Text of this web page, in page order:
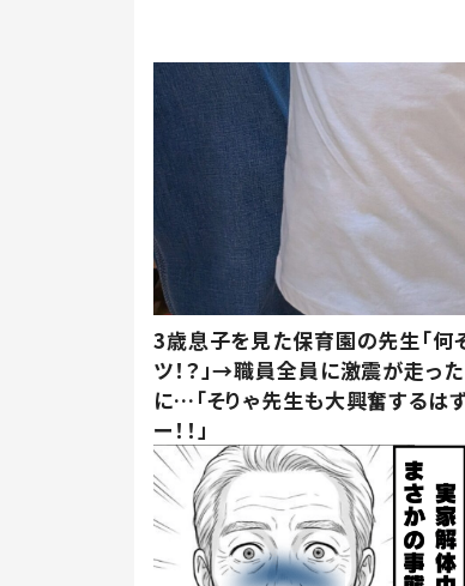
3歳息子を見た保育園の先生「何
ツ！？」→職員全員に激震が走っ
に…「そりゃ先生も大興奮するはず
ー！！」